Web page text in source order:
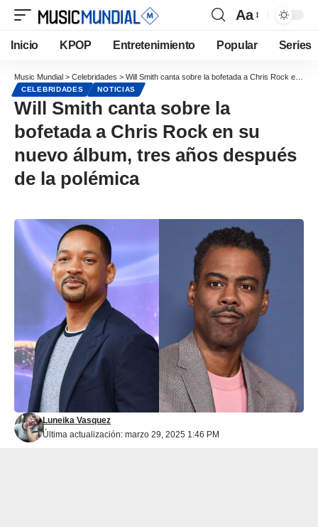
Aa
Inicio KPOP Entretenimiento Popular Series
Music Mundial > Celebridades > Will Smith canta sobre la bofetada a Chris Rock en su nuevo álbum, tres años después de la polémica
CELEBRIDADES NOTICIAS
Will Smith canta sobre la
bofetada a Chris Rock en su
nuevo álbum, tres años después
de la polémica
Última actualización: marzo 29, 2025 1:46 PM
Luneika Vasquez